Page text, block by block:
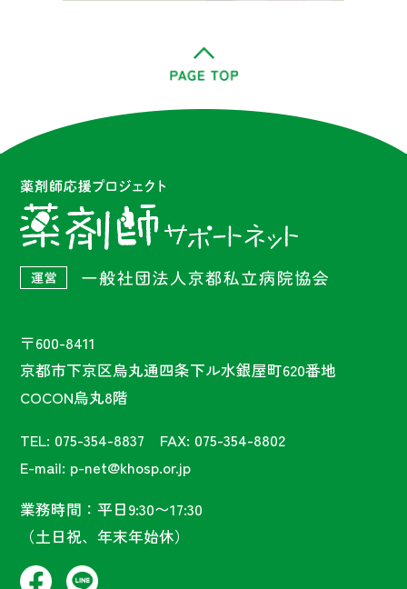
〒600-8411
京都市下京区烏丸通四条下ル水銀屋町620番地
COCON烏丸8階
TEL: 075-354-8837 FAX: 075-354-8802
E-mail: p-net@khosp.or.jp
業務時間：平日9:30〜17:30
（土日祝、年末年始休）